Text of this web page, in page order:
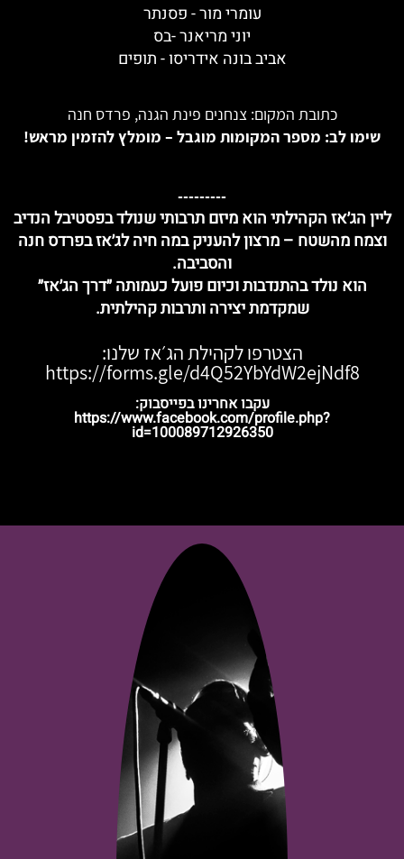
עומרי מור - פסנתר
יוני מריאנר -בס
אביב בונה אידריסו - תופים
כתובת המקום: צנחנים פינת הגנה, פרדס חנה
שימו לב: מספר המקומות מוגבל – מומלץ להזמין מראש!
---------
ליין הג׳אז הקהילתיהוא מיזם תרבותי שנולד בפסטיבל הנדיב
וצמח מהשטח – מרצון להעניק במה חיה לג׳אז בפרדס חנה
והסביבה.
הוא נולדבהתנדבות וכיום פועל כעמותה ״דרך הג׳אז״
שמקדמת יצירה ותרבות קהילתית.
הצטרפו לקהילת הג׳אז שלנו:
https://forms.gle/d4Q52YbYdW2ejNdf8
עקבו אחרינו בפייסבוק:
https://www.facebook.com/profile.php?
id=100089712926350